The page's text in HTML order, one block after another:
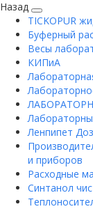
Назад
TICKOPUR
Буферный
Весы
КИПиА
Ленпипет
и приборов
Расходные
Синтанол